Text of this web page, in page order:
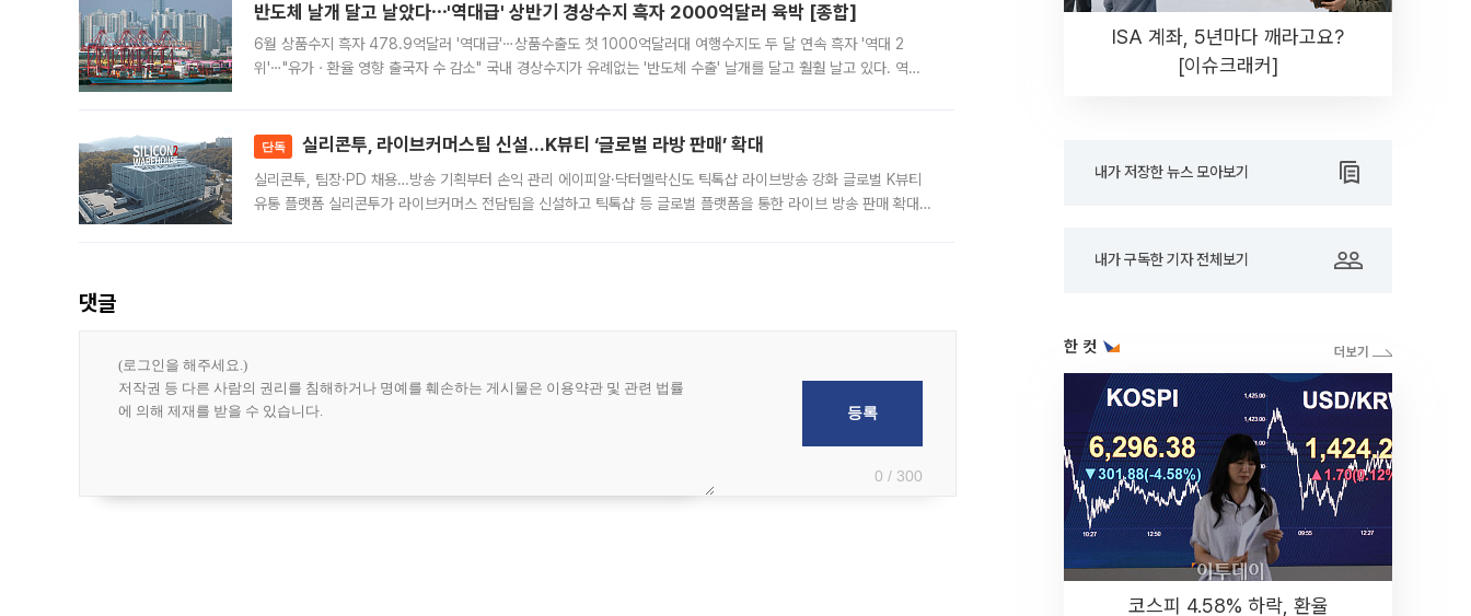
반도체 날개 달고 날았다⋯'역대급' 상반기 경상수지 흑자 2000억달러 육박 [종합]
6월 상품수지 흑자 478.9억달러 '역대급'⋯상품수출도 첫 1000억달러대 여행수지도 두 달 연속 흑자 '역대 2
위'⋯"유가ㆍ환율 영향 출국자 수 감소" 국내 경상수지가 유례없는 '반도체 수출' 날개를 달고 훨훨 날고 있다. 역대
단독 실리콘투, 라이브커머스팀 신설…K뷰티 ‘글로벌 라방 판매’ 확대
실리콘투, 팀장·PD 채용…방송 기획부터 손익 관리 에이피알·닥터멜락신도 틱톡샵 라이브방송 강화 글로벌 K뷰티
유통 플랫폼 실리콘투가 라이브커머스 전담팀을 신설하고 틱톡샵 등 글로벌 플랫폼을 통한 라이브 방송 판매 확대에
댓글
0 / 300
ISA 계좌, 5년마다 깨라고요?
[이슈크래커]
내가 저장한 뉴스 모아보기
내가 구독한 기자 전체보기
한 컷
코스피 4.58% 하락, 환율